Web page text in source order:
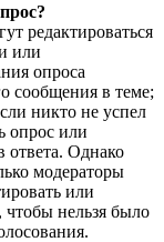
редактироваться
или
опроса
сообщения в теме;
никто не успел
опрос или
ответа. Однако
модераторы
или
чтобы нельзя было